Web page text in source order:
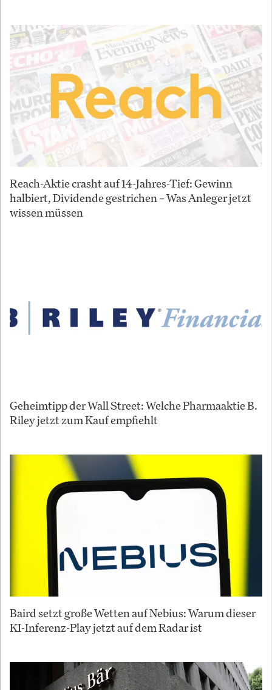
Reach-Aktie crasht auf 14-Jahres-Tief: Gewinn
halbiert, Dividende gestrichen – Was Anleger jetzt
wissen müssen
Geheimtipp der Wall Street: Welche Pharmaaktie B.
Riley jetzt zum Kauf empfiehlt
Baird setzt große Wetten auf Nebius: Warum dieser
KI-Inferenz-Play jetzt auf dem Radar ist